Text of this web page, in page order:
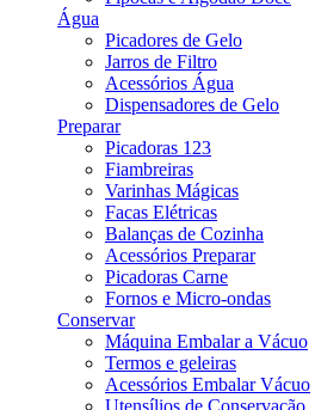
Água
Picadores de Gelo
Jarros de Filtro
Acessórios Água
Dispensadores de Gelo
Preparar
Picadoras 123
Fiambreiras
Varinhas Mágicas
Facas Elétricas
Balanças de Cozinha
Acessórios Preparar
Picadoras Carne
Fornos e Micro-ondas
Conservar
Máquina Embalar a Vácuo
Termos e geleiras
Acessórios Embalar Vácuo
Utensílios de Conservação